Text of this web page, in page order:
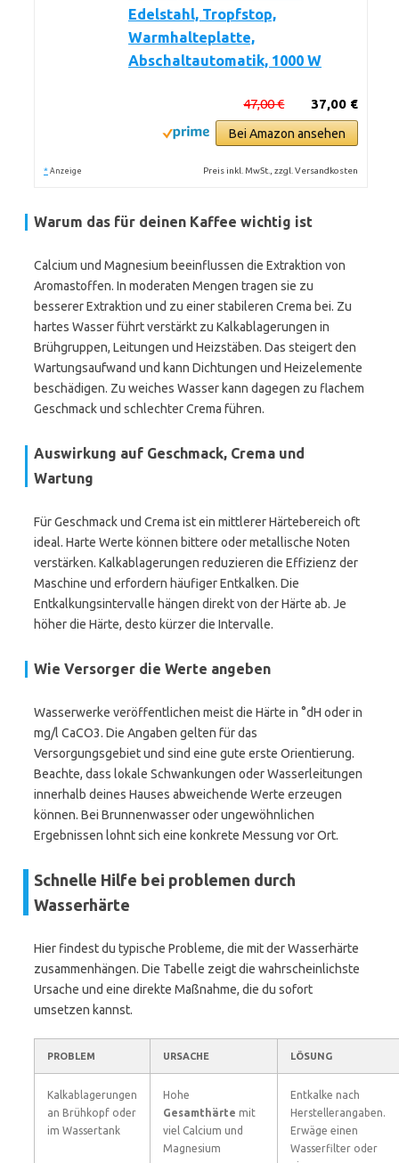
Edelstahl, Tropfstop,
Warmhalteplatte,
Abschaltautomatik, 1000 W
37,00 €
47,00 €
Bei Amazon ansehen
* Anzeige Preis inkl. MwSt., zzgl. Versandkosten
Warum das für deinen Kaffee wichtig ist
Calcium und Magnesium beeinflussen die Extraktion von
Aromastoffen. In moderaten Mengen tragen sie zu
besserer Extraktion und zu einer stabileren Crema bei. Zu
hartes Wasser führt verstärkt zu Kalkablagerungen in
Brühgruppen, Leitungen und Heizstäben. Das steigert den
Wartungsaufwand und kann Dichtungen und Heizelemente
beschädigen. Zu weiches Wasser kann dagegen zu flachem
Geschmack und schlechter Crema führen.
Auswirkung auf Geschmack, Crema und
Wartung
Für Geschmack und Crema ist ein mittlerer Härtebereich oft
ideal. Harte Werte können bittere oder metallische Noten
verstärken. Kalkablagerungen reduzieren die Effizienz der
Maschine und erfordern häufiger Entkalken. Die
Entkalkungsintervalle hängen direkt von der Härte ab. Je
höher die Härte, desto kürzer die Intervalle.
Wie Versorger die Werte angeben
Wasserwerke veröffentlichen meist die Härte in °dH oder in
mg/l CaCO3. Die Angaben gelten für das
Versorgungsgebiet und sind eine gute erste Orientierung.
Beachte, dass lokale Schwankungen oder Wasserleitungen
innerhalb deines Hauses abweichende Werte erzeugen
können. Bei Brunnenwasser oder ungewöhnlichen
Ergebnissen lohnt sich eine konkrete Messung vor Ort.
Schnelle Hilfe bei problemen durch
Wasserhärte
Hier findest du typische Probleme, die mit der Wasserhärte
zusammenhängen. Die Tabelle zeigt die wahrscheinlichste
Ursache und eine direkte Maßnahme, die du sofort
umsetzen kannst.
PROBLEM URSACHE LÖSUNG
Kalkablagerungen
an Brühkopf oder
im Wassertank
Hohe
Gesamthärte mit
viel Calcium und
Magnesium
Entkalke nach
Herstellerangaben.
Erwäge einen
Wasserfilter oder